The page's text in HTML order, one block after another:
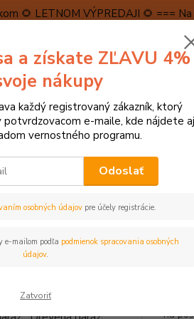
🌻 LETNOM VÝPREDAJI 🌻 ===
zľavy až do výšky 1️⃣5️⃣%
👉VRÁTENIE TOVARU👈
Hľadať
(Po-
Garáže, autá, lietadlá, lode
Táto
na
a získate ZĽAVU 4%
nákupy
každý registrovaný zákazník, ktorý
e-maile, kde nájdete aj
vernostného programu.
Odoslať
osobných údajovpre účely registrácie.
e-mailom podľa podmienok spracovania osobných
údajov.
Zatvoriť